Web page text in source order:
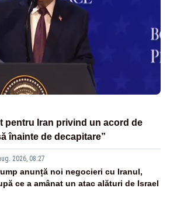
pentru Iran privind un acord de
înainte de decapitare”
2026, 08:27
anunță noi negocieri cu Iranul,
ce a amânat un atac alături de Israel